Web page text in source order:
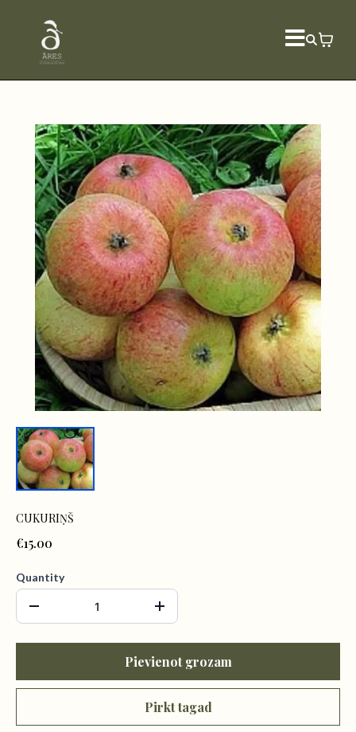
CUKURIŅŠ
€15.00
Quantity
Pievienot grozam
Pirkt tagad